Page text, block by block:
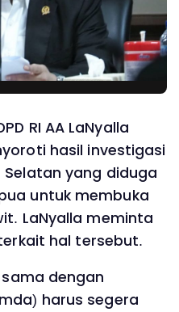
RI AA LaNyalla
hasil investigasi
yang diduga
untuk membuka
LaNyalla meminta
hal tersebut.
dengan
harus segera